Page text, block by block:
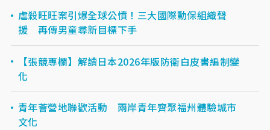
虐殺旺旺案引爆全球公憤！三大國際動保組織聲
援 再傳男童尋新目標下手
【張競專欄】解讀日本2026年版防衛白皮書編制變
化
青年薈營地聯歡活動 兩岸青年齊聚福州體驗城市
文化